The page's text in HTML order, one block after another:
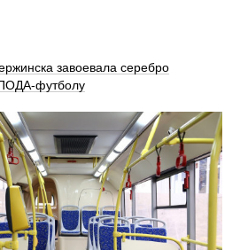
завоевала серебро
футболу